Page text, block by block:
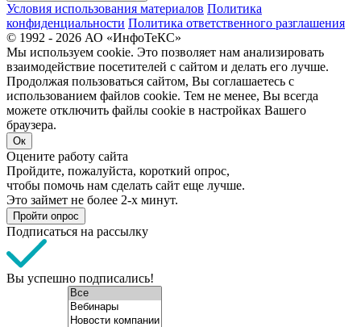
Условия использования материалов Политика
конфиденциальности Политика ответственного разглашения
© 1992 - 2026 АО «ИнфоТеКС»
Мы используем cookie. Это позволяет нам анализировать
взаимодействие посетителей с сайтом и делать его лучше.
Продолжая пользоваться сайтом, Вы соглашаетесь с
использованием файлов cookie. Тем не менее, Вы всегда
можете отключить файлы cookie в настройках Вашего
браузера.
Ок
Оцените работу сайта
Пройдите, пожалуйста, короткий опрос,
чтобы помочь нам сделать сайт еще лучше.
Это займет не более 2-х минут.
Пройти опрос
Подписаться на рассылку
Вы успешно подписались!